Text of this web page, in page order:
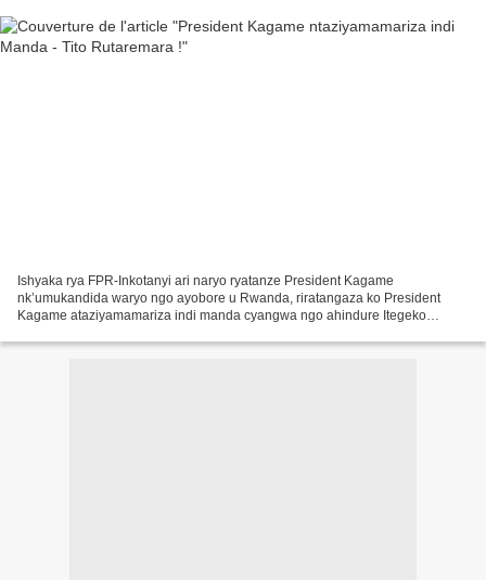
Ishyaka rya FPR-Inkotanyi ari naryo ryatanze President Kagame
nk’umukandida waryo ngo ayobore u Rwanda, riratangaza ko President
Kagame ataziyamamariza indi manda cyangwa ngo ahindure Itegeko